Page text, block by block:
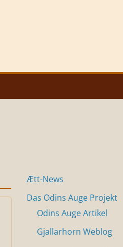
Ætt-News
Das Odins Auge Projekt
Odins Auge Artikel
Gjallarhorn Weblog